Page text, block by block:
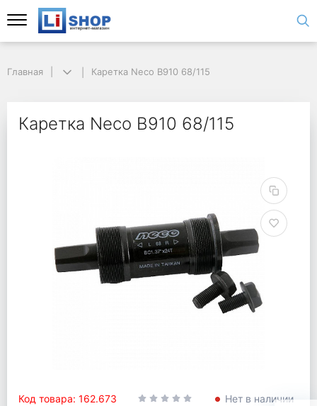
Главная Каретка Neco B910 68/115
Каретка Neco B910 68/115
Код товара: 162.673 Нет в наличии